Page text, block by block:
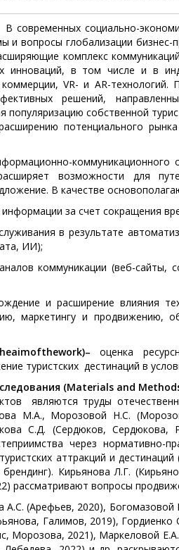
В современных социально-
и вопросы глобализации бизнес-
комплекс
инноваций, в том числе и в
коммерции, VR- и AR-
решений,
популяризацию собственной
потенциального
расширяет возможности для
В качестве
за счет сокращения
в результате
ИИ);
коммуникации (веб-
и расширение влияния
маркетингу и продвижению,
aimofthework)–оценка
туристских дестинаций в
(Materials and
являются труды
М.А., Морозовой Н.С.
С.Д. (Сердюков,
через нормативно-
аттракций и
Кирьянова Л.Г.
рассматривают вопросы
А.С. (Арефьев, 2020),
Галимов, 2019), Гордиенко
Морозова, 2021), Маркеловой